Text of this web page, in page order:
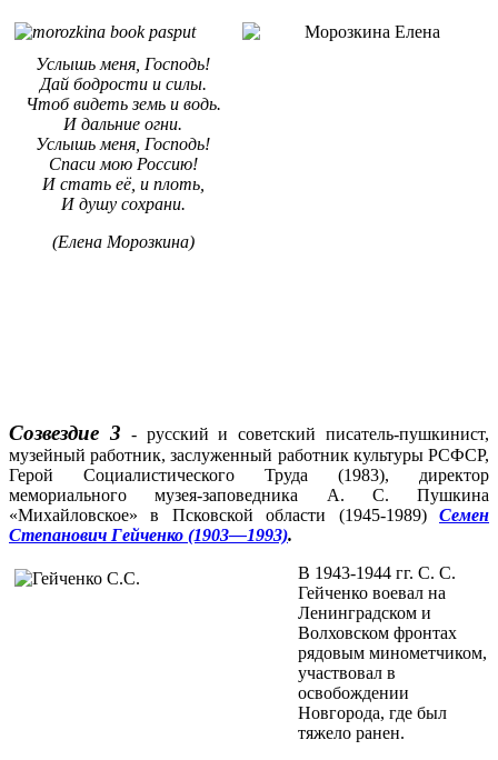
Услышь меня, Господь!
Дай бодрости и силы.
Чтоб видеть земь и водь.
И дальние огни.
Услышь меня, Господь!
Спаси мою Россию!
И стать её, и плоть,
И душу сохрани.
(Елена Морозкина)
Созвездие 3 - русский и советский писатель-пушкинист,
музейный работник, заслуженный работник культуры РСФСР,
Герой Социалистического Труда (1983), директор
мемориального музея-заповедника А. С. Пушкина
«Михайловское» в Псковской области (1945-1989)
Семен
Степанович Гейченко (1903—1993).
В 1943-1944 гг. С. С.
Гейченко воевал на
Ленинградском и
Волховском фронтах
рядовым минометчиком,
участвовал в
освобождении
Новгорода, где был
тяжело ранен.